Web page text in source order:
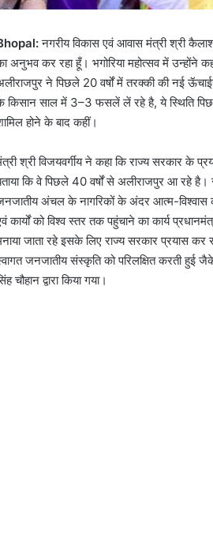
नगरीय विकास एवं आवास मंत्री श्री
अनुभव कर रहा हूँ। भगोरिया महोत्सव में
ने पिछले 20 वर्षों में तरक्की की नई
किसान साल में 3–3 फसलें लें रहे है, ये स्थिति
होने के बाद कहीं।
श्री विजयवर्गीय ने कहा कि राज्य सरकार के
कि वे पिछले 40 वर्षों से अलीराजपुर आ रहे
अंचल के नागरिकों के अंदर आत्म-विश्वास
कार्यों को विश्व स्तर तक पहुंचाने का कार्य
जाता रहे इसके लिए राज्य सरकार प्रयास कर
जनजातीय संस्कृति को परिलक्षित करती हुई
चौहान द्वारा किया गया।